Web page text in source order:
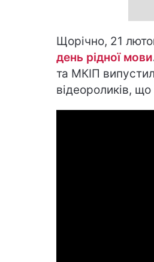
Щорічно, 21
день рідної мови
та МКІП
відеороликів,